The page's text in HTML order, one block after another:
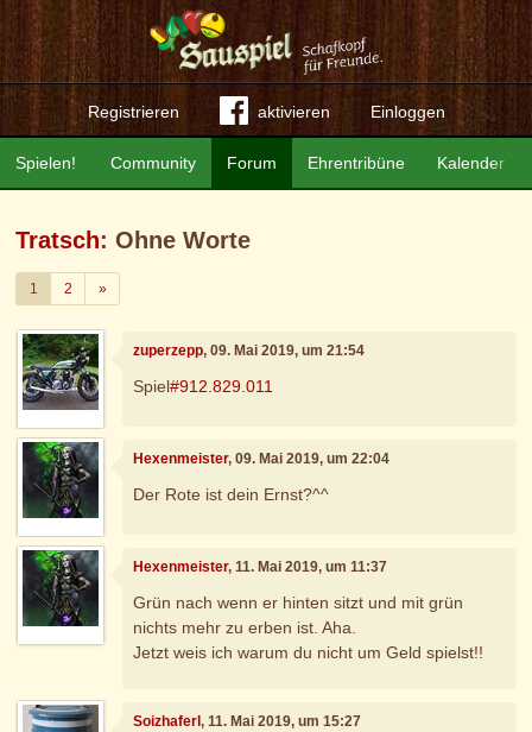
Registrieren aktivieren Einloggen
Community Forum Ehrentribüne Kalender
Spielen!
Tratsch: Ohne Worte
1 2 »Weiter
zuperzepp, 09. Mai 2019, um 21:54
Spiel#912.829.011
Hexenmeister, 09. Mai 2019, um 22:04
Der Rote ist dein Ernst?^^
Hexenmeister, 11. Mai 2019, um 11:37
Grün nach wenn er hinten sitzt und mit grün
nichts mehr zu erben ist. Aha.
Jetzt weis ich warum du nicht um Geld spielst!!
Soizhaferl, 11. Mai 2019, um 15:27